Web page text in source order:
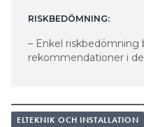
RISKBEDÖMNING:
– Enkel riskbedömning
rekommendationer i
ELTEKNIK OCH INSTALLATION